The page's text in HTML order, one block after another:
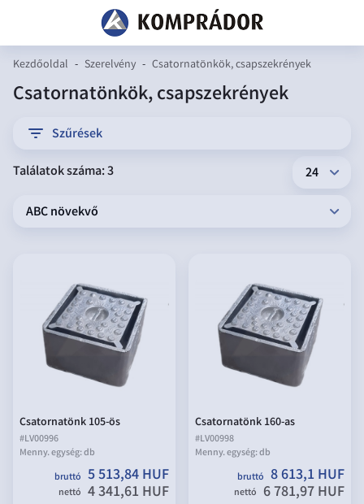
Kezdőoldal - Szerelvény - Csatornatönkök, csapszekrények
Csatornatönkök, csapszekrények
Találatok száma: 3
Csatornatönk 105-ös
#LV00996
Menny. egység:db
bruttó 5 513,84 HUF
nettó 4 341,61 HUF
Csatornatönk 160-as
#LV00998
Menny. egység:db
bruttó 8 613,1 HUF
nettó 6 781,97 HUF
filter Szűrések